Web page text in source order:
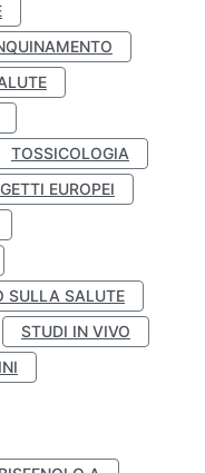
TOSSICOLOGIA
EUROPEI
SULLA SALUTE
STUDI IN VIVO